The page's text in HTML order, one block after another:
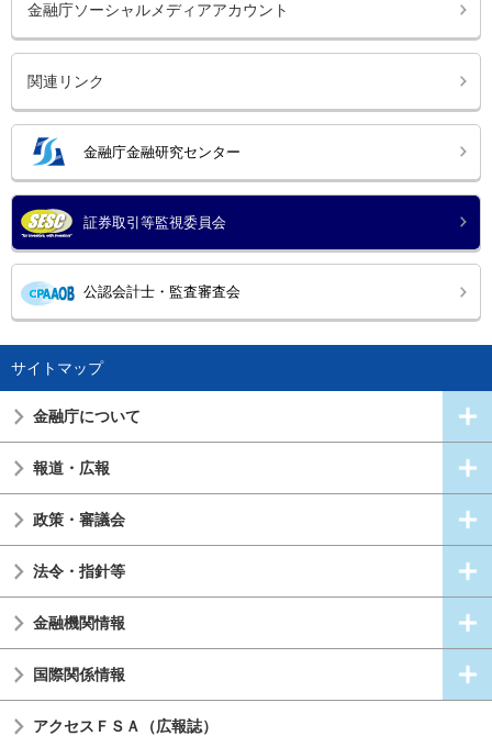
金融庁ソーシャルメディアアカウント
関連リンク
金融庁金融研究センター
証券取引等監視委員会
公認会計士・監査審査会
サイトマップ
金融庁について
報道・広報
政策・審議会
法令・指針等
金融機関情報
国際関係情報
アクセスＦＳＡ（広報誌）